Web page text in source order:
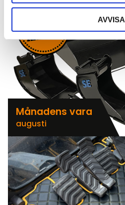
AVVISA
Månadens vara
augusti